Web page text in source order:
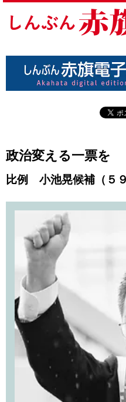
政治変える一票を
比例 小池晃候補（５９